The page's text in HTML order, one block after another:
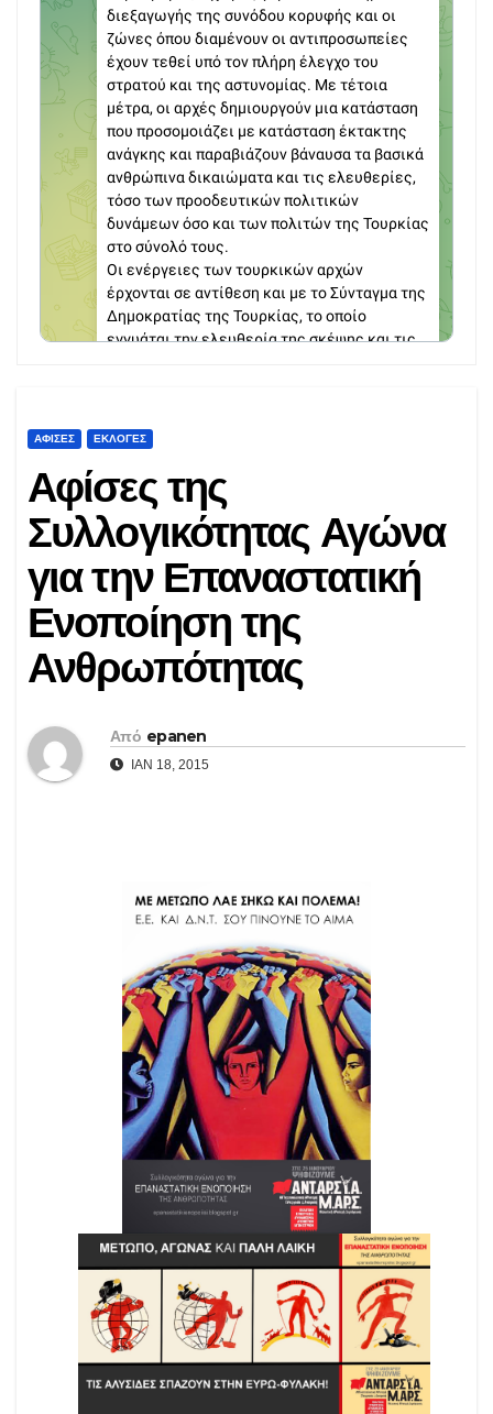
ΑΦΊΣΕΣ ΕΚΛΟΓΈΣ
Αφίσες της
Συλλογικότητας Αγώνα
για την Επαναστατική
Ενοποίηση της
Ανθρωπότητας
Από epanen
ΙΑΝ 18, 2015